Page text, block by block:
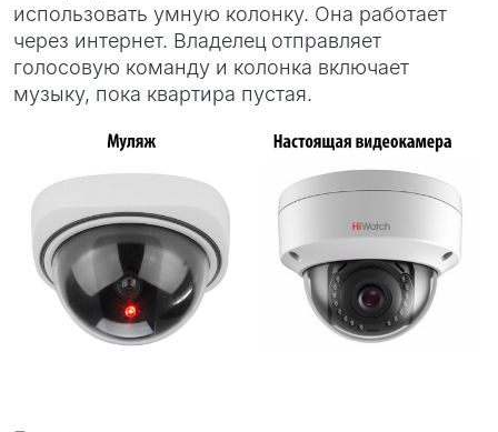
использовать умную колонку. Она работает
через интернет. Владелец отправляет
голосовую команду и колонка включает
музыку, пока квартира пустая.